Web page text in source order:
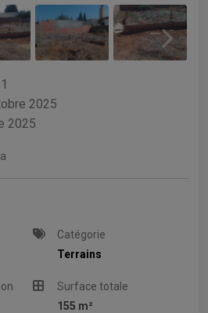
2025
2025
Catégorie
Terrains
Surface totale
155 m²